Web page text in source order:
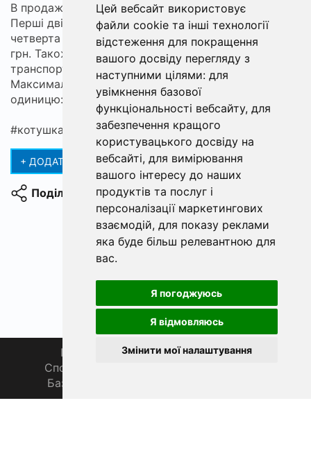
Цей вебсайт використовує
файли cookie та інші технології
відстеження для покращення
вашого досвіду перегляду з
наступними цілями: для
увімкнення базової
функціональності вебсайту, для
забезпечення кращого
користувацького досвіду на
вебсайті, для вимірювання
вашого інтересу до наших
продуктів та послуг і
персоналізації маркетингових
взаємодій, для показу реклами
яка буде більш релевантною для
вас.
Я погоджуюсь
Я відмовляюсь
Змінити мої налаштування
В продажу кастомні катушки для ловлі на спінінг.
Перші дві фотографії — 2000 (шпуля), третя та
четверта — 3000 (шпуля). Ціна за 1 одиницю: 699
грн. Також маю кофр (броне кейс для
транспортування та зберігання котушки).
Максимальний розмір катушки: 3000. Ціна за одну
одиницю: 200 грн.
#котушка @fishubmarket
+ ДОДАТИ ОГОЛОШЕННЯ
Поділитися
Головна Про нас
Магазин 🛒
Спортивна рибалка 🏆
База знань 📚